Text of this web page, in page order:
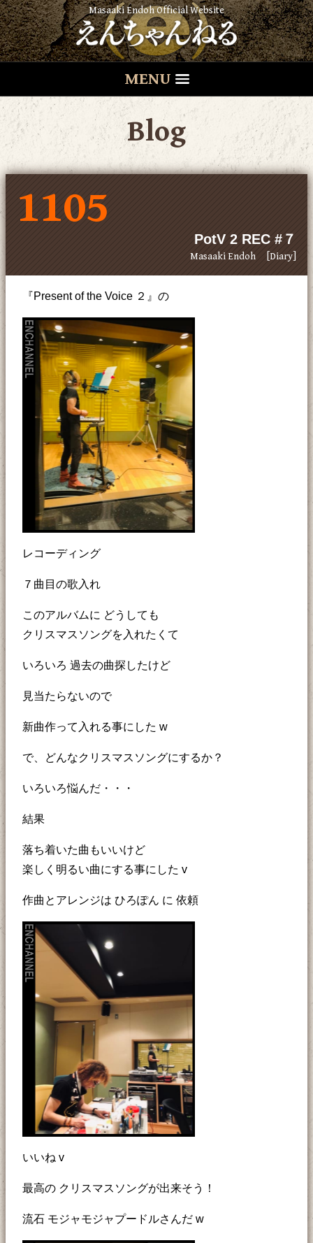
Masaaki Endoh Official Website
MENU
Blog
1105
PotV 2 REC #７
Masaaki Endoh [Diary]
『Present of the Voice ２』の
レコーディング
７曲目の歌入れ
このアルバムに どうしても
クリスマスソングを入れたくて
いろいろ 過去の曲探したけど
見当たらないので
新曲作って入れる事にした w
で、どんなクリスマスソングにするか？
いろいろ悩んだ・・・
結果
落ち着いた曲もいいけど
楽しく明るい曲にする事にした v
作曲とアレンジは ひろぽん に 依頼
いいね v
最高の クリスマスソングが出来そう！
流石 モジャモジャプードルさんだ w